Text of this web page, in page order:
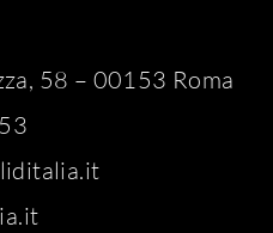
58 – 00153 Roma